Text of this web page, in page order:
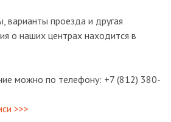
варианты проезда и другая
о наших центрах находится в
можно по телефону: +7 (812) 380-
>>>